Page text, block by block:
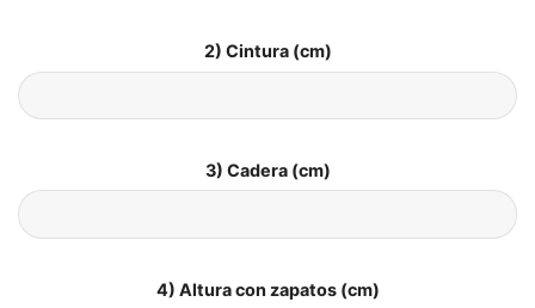
2) Cintura (cm)
3) Cadera (cm)
4) Altura con zapatos (cm)